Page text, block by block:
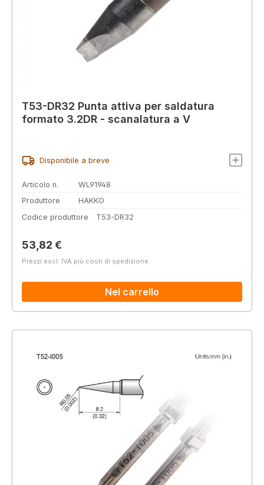
T53-DR32 Punta attiva per saldatura
formato 3.2DR - scanalatura a V
Disponibile a breve
Articolo n.
WL91948
Produttore
HAKKO
Codice produttore
T53-DR32
Prezzo normale:
53,82 €
Prezzi escl. IVA più costi di spedizione
Nel carrello